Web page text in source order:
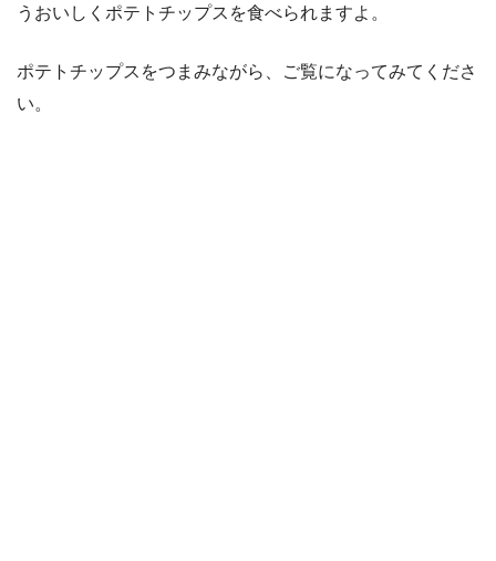
うおいしくポテトチップスを食べられますよ。
ポテトチップスをつまみながら、ご覧になってみてくださ
い。